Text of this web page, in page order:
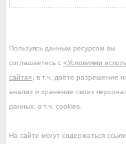
Пользуясь данным ресурсом вы
соглашаетесь с «Условиями
сайта» , в т.ч. даёте разрешение
анализ и хранение своих
данных, в т.ч. cookies.
На сайте могут содержаться